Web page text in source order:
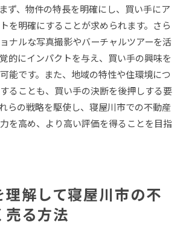
ず、物件の特長を明確にし、買い手にア
を明確にすることが求められます。さら
ナルな写真撮影やバーチャルツアーを活
的にインパクトを与え、買い手の興味を
能です。また、地域の特性や住環境につ
ることも、買い手の決断を後押しする要
らの戦略を駆使し、寝屋川市での不動産
を高め、より高い評価を得ることを目指
理解して寝屋川市の不
売る方法